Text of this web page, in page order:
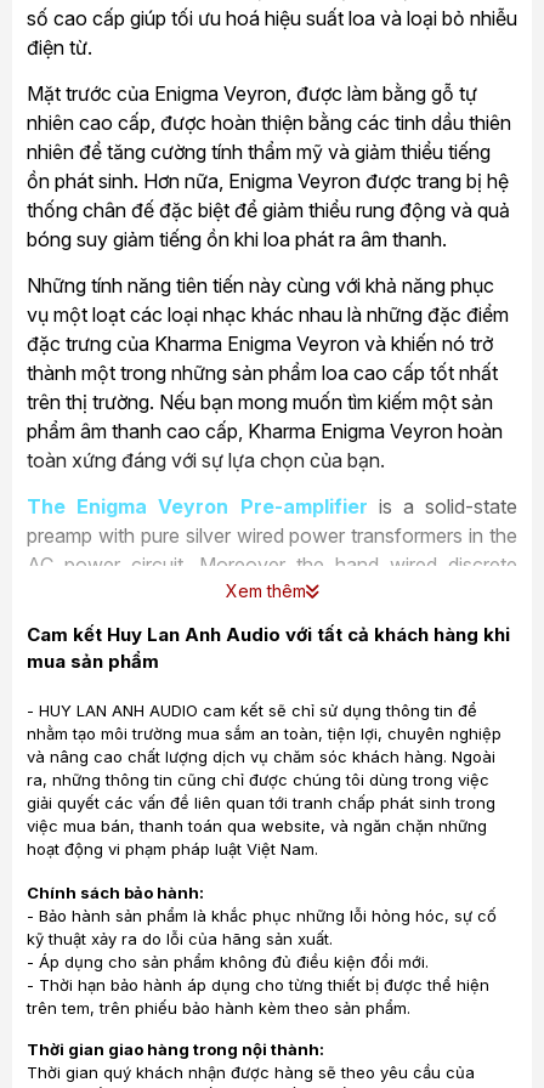
số cao cấp giúp tối ưu hoá hiệu suất loa và loại bỏ nhiễu
điện từ.
Mặt trước của Enigma Veyron, được làm bằng gỗ tự
nhiên cao cấp, được hoàn thiện bằng các tinh dầu thiên
nhiên để tăng cường tính thẩm mỹ và giảm thiểu tiếng
ồn phát sinh. Hơn nữa, Enigma Veyron được trang bị hệ
thống chân đế đặc biệt để giảm thiểu rung động và quả
bóng suy giảm tiếng ồn khi loa phát ra âm thanh.
Những tính năng tiên tiến này cùng với khả năng phục
vụ một loạt các loại nhạc khác nhau là những đặc điểm
đặc trưng của Kharma Enigma Veyron và khiến nó trở
thành một trong những sản phẩm loa cao cấp tốt nhất
trên thị trường. Nếu bạn mong muốn tìm kiếm một sản
phẩm âm thanh cao cấp, Kharma Enigma Veyron hoàn
toàn xứng đáng với sự lựa chọn của bạn.
The Enigma Veyron Pre-amplifier is a solid-state
preamp with pure silver wired power transformers in the
AC power circuit. Moreover the hand wired discrete
point-to-point wiring made of our finest solid core silver-
gold alloy is a unique feature of this pre-amplifier.
The Enigma Veyron pre-amplifier has an intuitive touch
screen controlled panel. The same controls as on the
touch screen panel are made available on an Apple iPad
app. Although the control is arranged with software, the
solution to get the best audiophile result. The volume
Xem thêm
Cam kết Huy Lan Anh Audio với tất cả khách hàng khi
mua sản phẩm
- HUY LAN ANH AUDIO cam kết sẽ chỉ sử dụng thông tin để
nhằm tạo môi trường mua sắm an toàn, tiện lợi, chuyên nghiệp
và nâng cao chất lượng dịch vụ chăm sóc khách hàng. Ngoài
ra, những thông tin cũng chỉ được chúng tôi dùng trong việc
giải quyết các vấn đề liên quan tới tranh chấp phát sinh trong
việc mua bán, thanh toán qua website, và ngăn chặn những
hoạt động vi phạm pháp luật Việt Nam.
Chính sách bảo hành:
- Bảo hành sản phẩm là khắc phục những lỗi hỏng hóc, sự cố
kỹ thuật xảy ra do lỗi của hãng sản xuất.
- Áp dụng cho sản phẩm không đủ điều kiện đổi mới.
- Thời hạn bảo hành áp dụng cho từng thiết bị được thể hiện
trên tem, trên phiếu bảo hành kèm theo sản phẩm.
Thời gian giao hàng trong nội thành:
Thời gian quý khách nhận được hàng sẽ theo yêu cầu của